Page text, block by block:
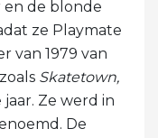
en de blonde
ze Playmate
van 1979 van
Skatetown,
Ze werd in
De